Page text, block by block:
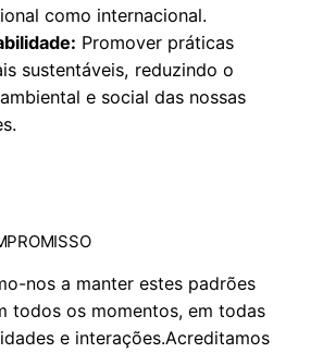
como internacional.
Promover práticas
sustentáveis, reduzindo o
e social das nossas
nos a manter estes padrões
todos os momentos, em todas
e interações.Acreditamos